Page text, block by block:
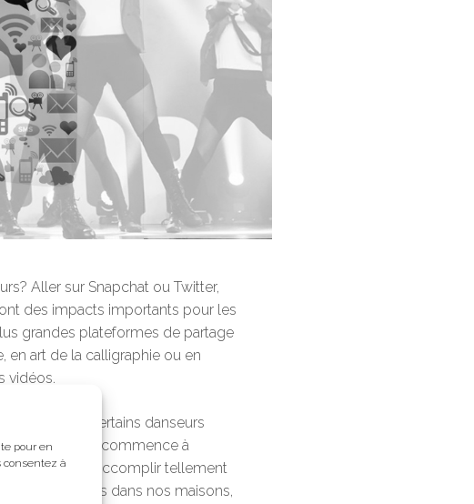
pour en
consentez à
Aller sur Snapchat ou Twitter,
des impacts importants pour les
grandes plateformes de partage
en art de la calligraphie ou en
vidéos.
ouverte où certains danseurs
à l’autre, on commence à
ils semblent accomplir tellement
nous sommes dans nos maisons,